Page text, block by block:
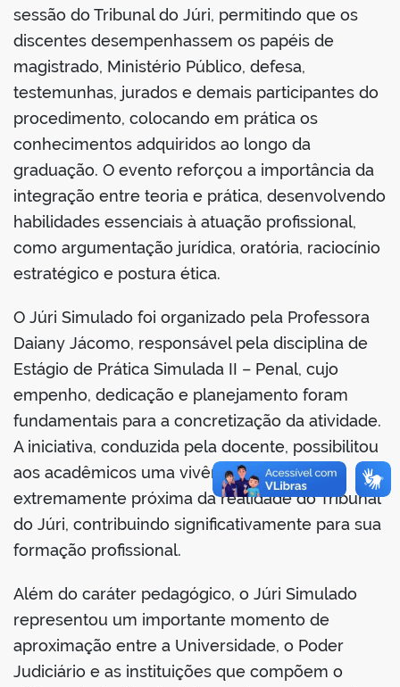
portal
sessão do Tribunal do Júri, permitindo que os
discentes desempenhassem os papéis de
magistrado, Ministério Público, defesa,
testemunhas, jurados e demais participantes do
procedimento, colocando em prática os
conhecimentos adquiridos ao longo da
graduação. O evento reforçou a importância da
integração entre teoria e prática, desenvolvendo
habilidades essenciais à atuação profissional,
como argumentação jurídica, oratória, raciocínio
estratégico e postura ética.
O Júri Simulado foi organizado pela Professora
Daiany Jácomo, responsável pela disciplina de
Estágio de Prática Simulada II – Penal, cujo
empenho, dedicação e planejamento foram
fundamentais para a concretização da atividade.
A iniciativa, conduzida pela docente, possibilitou
aos acadêmicos uma vivência prática
extremamente próxima da realidade do Tribunal
do Júri, contribuindo significativamente para sua
formação profissional.
Além do caráter pedagógico, o Júri Simulado
representou um importante momento de
aproximação entre a Universidade, o Poder
Judiciário e as instituições que compõem o